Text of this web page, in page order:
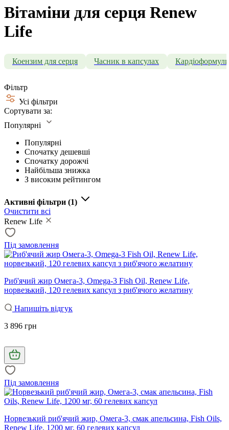
Вітаміни для серця Renew
Life
Коензим для серця Часник в капсулах Кардіоформули
Фільтр
Усі фільтри
Сортувати за:
Популярні
Популярні
Спочатку дешевші
Спочатку дорожчі
Найбільша знижка
З високим рейтингом
Активні фільтри (1)
Очистити всі
Renew Life
Під замовлення
Риб'ячий жир Омега-3, Omega-3 Fish Oil, Renew Life,
норвезький, 120 гелевих капсул з риб'ячого желатину
Напишіть відгук
3 896 грн
Під замовлення
Норвезький риб'ячий жир, Омега-3, смак апельсина, Fish Oils,
Renew Life, 1200 мг, 60 гелевих капсул